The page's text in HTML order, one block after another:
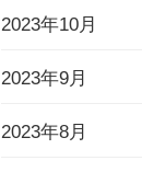
2023年10月
2023年9月
2023年8月